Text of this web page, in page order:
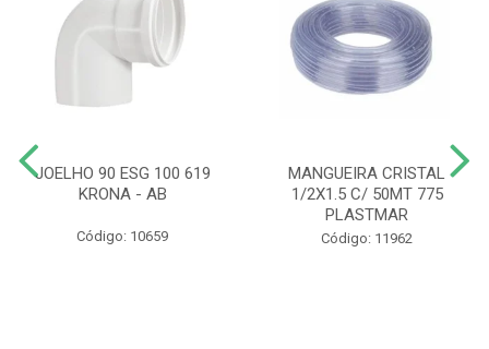
JOELHO 90 ESG 100 619
KRONA - AB
Código: 10659
MANGUEIRA CRISTAL
1/2X1.5 C/ 50MT 775
PLASTMAR
Código: 11962